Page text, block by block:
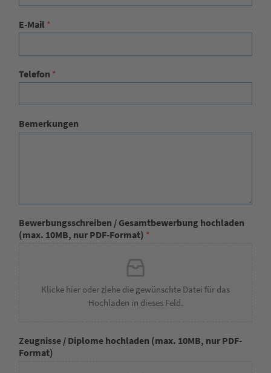
E-Mail *
Telefon *
Bemerkungen
Bewerbungsschreiben / Gesamtbewerbung hochladen
(max. 10MB, nur PDF-Format) *
Klicke hier oder ziehe die gewünschte Datei für das
Hochladen in dieses Feld.
Zeugnisse / Diplome hochladen (max. 10MB, nur PDF-
Format)